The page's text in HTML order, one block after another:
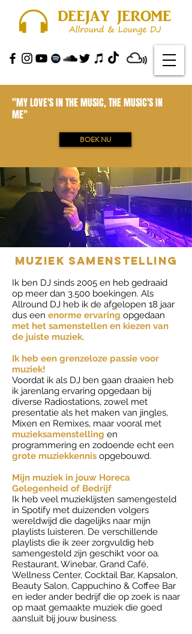
"MY LOVE'S IN THE MUSIC, THE MUSIC'S IN
ME"
BOEK NU
MUZIEK samenstelling
Ik ben DJ sinds 2005 en heb gedraaid
op meer dan 3.500 boekingen. Als
Allround DJ heb ik de afgelopen 18 jaar
dus een enorme ervaring opgedaan
met het samenstellen en kiezen van
de juiste muziek.
Ik heb een grenzeloze passie voor
muziek!
Voordat ik als DJ ben gaan draaien heb
ik jarenlang ervaring opgedaan bij
diverse Radiostations, zowel met
presentatie als het maken van jingles,
Mixen en Remixes, maar vooral met
muzieksamenstelling en
programmering en zodoende echt een
grote muziekkennis opgebouwd.
Mijn muziek in jouw Horeca
Gelegenheid of Bedrijf
Ik heb veel muzieklijsten samengesteld
in Spotify met duizenden volgers
wereldwijd die dagelijks naar mijn
playlists luisteren. De verschillende
playlists die ik zeer zorgvuldig heb
samengesteld zijn geschikt voor oa.
Restaurant, Winebar, Grand Café,
Wellness Center, Cocktail Bar, Kapsalon,
Beauty Salon, Cappuchino & Coffee Bar
en ieder ander bedrijf die op zoek is naar
op maat gemaakte muziek die goed
aansluit bij jouw business.